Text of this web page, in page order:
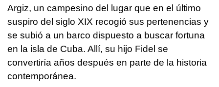
Argiz, un campesino del lugar que en el último
suspiro del siglo XIX recogió sus pertenencias y
se subió a un barco dispuesto a buscar fortuna
en la isla de Cuba. Allí, su hijo Fidel se
convertiría años después en parte de la historia
contemporánea.